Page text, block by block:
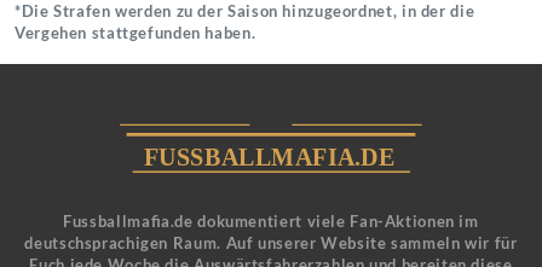
*Die Strafen werden zu der Saison hinzugeordnet, in der die
Vergehen stattgefunden haben.
Fussballmafia.de dokumentiert viele Fan-Aktionen im
deutschsprachigen Raum. Auf unserer Website sammeln wir für